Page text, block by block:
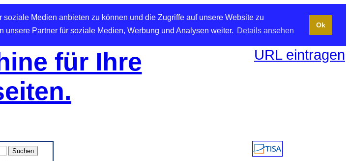
Medien anbieten zu können und die Zugriffe auf unsere Website zu
Partner für soziale Medien, Werbung und Analysen weiter. Details ansehen
Ok
für Ihre
URL eintragen